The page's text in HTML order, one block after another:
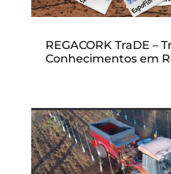
REGACORK TraDE –
Conhecimentos em